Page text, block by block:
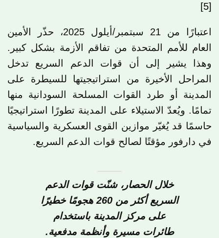
[5]
اعتبارًا من 21 سبتمبر/أيلول 2025، حذّر الأمين
العام للأمم المتحدة من تفاقم الأزمة بشكل كبير.
وهذا يشير إلى أن قوات الدعم السريع تدخل
المراحل الأخيرة من استراتيجيتها للسيطرة على
المدينة أو طرد القوات المسلحة السودانية منها
تمامًا. ويُعدّ الاستيلاء على المدينة تطورًا استراتيجيًا
حاسمًا قد يُغيّر موازين القوى العسكرية والسياسية
في دارفور مؤقتًا لصالح قوات الدعم السريع.
خلال الحصار، شنّت قوات الدعم
السريع أكثر من 260 هجومًا خطيرًا
على مركز المدينة باستخدام
طائرات مسيرة وأنظمة مدفعية.